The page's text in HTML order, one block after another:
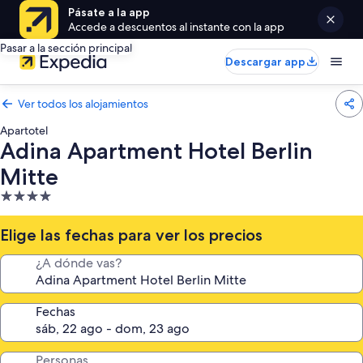
Pásate a la app
Accede a descuentos al instante con la app
Pasar a la sección principal
Descargar app
Ver todos los alojamientos
Apartotel
Adina Apartment Hotel Berlin
Mitte
Alojamiento
de
4.0 estrellas
Elige las fechas para ver los precios
¿A dónde vas?
Fechas